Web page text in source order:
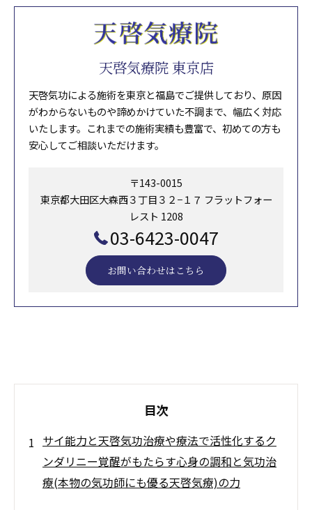
天啓気療院 東京店
天啓気功による施術を東京と福島でご提供しており、原因
がわからないものや諦めかけていた不調まで、幅広く対応
いたします。これまでの施術実績も豊富で、初めての方も
安心してご相談いただけます。
〒143-0015
東京都大田区大森西３丁目３２−１７ フラットフォー
レスト 1208
03-6423-0047
お問い合わせはこちら
目次
サイ能力と天啓気功治療や療法で活性化するク
ンダリニー覚醒がもたらす心身の調和と気功治
療(本物の気功師にも優る天啓気療)の力